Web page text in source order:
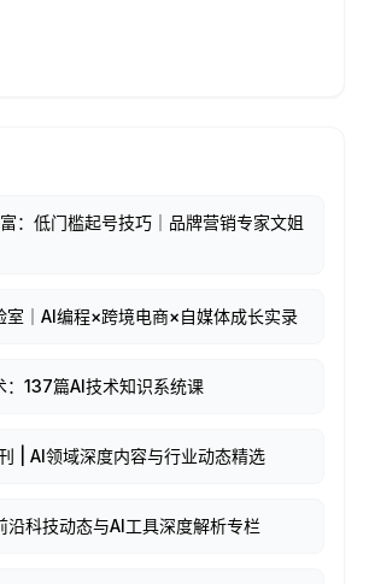
：低门槛起号技巧｜品牌营销专家文姐
室｜AI编程×跨境电商×自媒体成长实录
：137篇AI技术知识系统课
| AI领域深度内容与行业动态精选
沿科技动态与AI工具深度解析专栏